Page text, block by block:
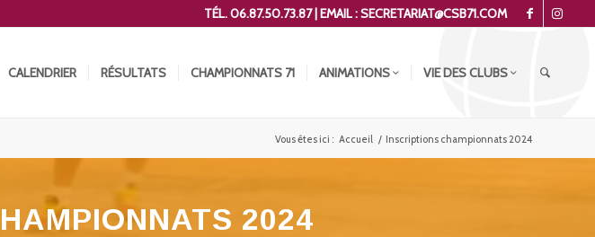
TÉL. 06.87.50.73.87 | EMAIL : SECRETARIAT@CSB71.COM
CALENDRIER RÉSULTATS CHAMPIONNATS 71 ANIMATIONS VIE DES CLUBS
Vous êtes ici : Accueil / Inscriptions championnats 2024
2024